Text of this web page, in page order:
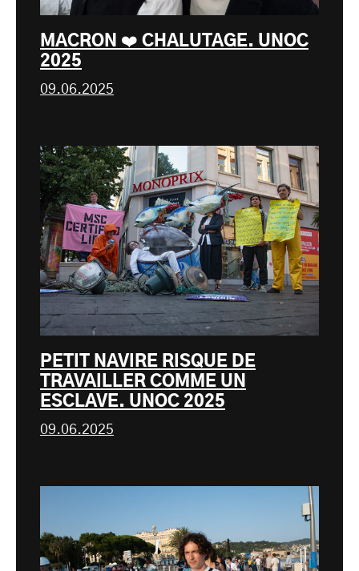
MACRON ❤️ CHALUTAGE. UNOC
2025
09.06.2025
PETIT NAVIRE RISQUE DE
TRAVAILLER COMME UN
ESCLAVE. UNOC 2025
09.06.2025